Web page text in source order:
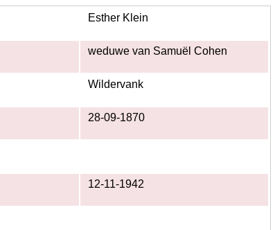
Esther Klein
weduwe van Samuël Cohen
Wildervank
28-09-1870
12-11-1942